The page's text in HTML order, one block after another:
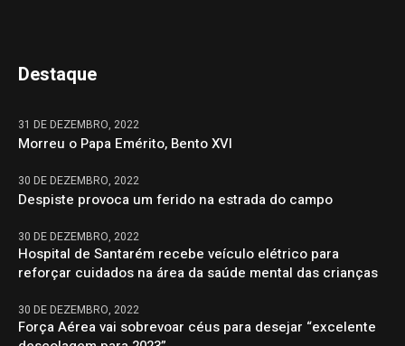
Destaque
31 DE DEZEMBRO, 2022
Morreu o Papa Emérito, Bento XVI
30 DE DEZEMBRO, 2022
Despiste provoca um ferido na estrada do campo
30 DE DEZEMBRO, 2022
Hospital de Santarém recebe veículo elétrico para
reforçar cuidados na área da saúde mental das crianças
30 DE DEZEMBRO, 2022
Força Aérea vai sobrevoar céus para desejar “excelente